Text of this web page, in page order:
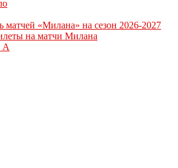
матчей «Милана» на сезон 2026-2027
на матчи Милана
А